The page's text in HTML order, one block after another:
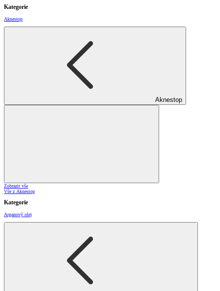
Kategorie
Aknestop
Aknestop
Zobrazit vše
Vše z Aknestop
Kategorie
Arganový olej